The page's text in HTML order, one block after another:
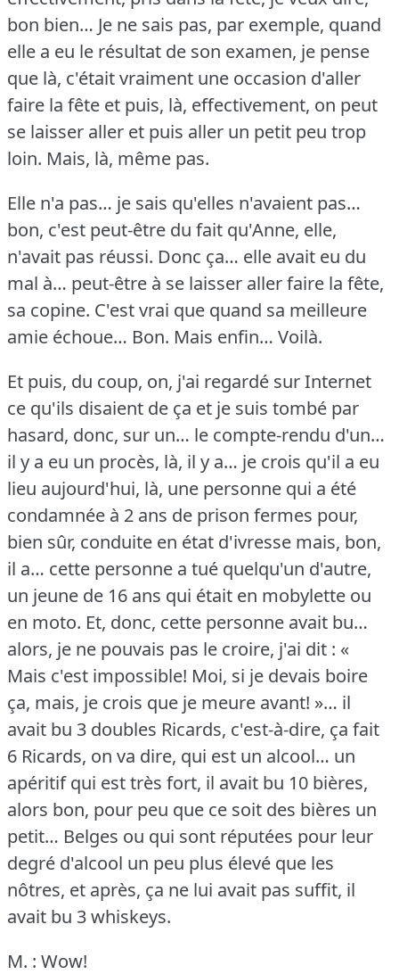
bon bien… Je ne sais pas, par exemple, quand
elle a eu le résultat de son examen, je pense
que là, c'était vraiment une occasion d'aller
faire la fête et puis, là, effectivement, on peut
se laisser aller et puis aller un petit peu trop
loin. Mais, là, même pas.
Elle n'a pas… je sais qu'elles n'avaient pas…
bon, c'est peut-être du fait qu'Anne, elle,
n'avait pas réussi. Donc ça… elle avait eu du
mal à… peut-être à se laisser aller faire la fête,
sa copine. C'est vrai que quand sa meilleure
amie échoue… Bon. Mais enfin… Voilà.
Et puis, du coup, on, j'ai regardé sur Internet
ce qu'ils disaient de ça et je suis tombé par
hasard, donc, sur un… le compte-rendu d'un…
il y a eu un procès, là, il y a… je crois qu'il a eu
lieu aujourd'hui, là, une personne qui a été
condamnée à 2 ans de prison fermes pour,
bien sûr, conduite en état d'ivresse mais, bon,
il a… cette personne a tué quelqu'un d'autre,
un jeune de 16 ans qui était en mobylette ou
en moto. Et, donc, cette personne avait bu…
alors, je ne pouvais pas le croire, j'ai dit : «
Mais c'est impossible! Moi, si je devais boire
ça, mais, je crois que je meure avant! »… il
avait bu 3 doubles Ricards, c'est-à-dire, ça fait
6 Ricards, on va dire, qui est un alcool… un
apéritif qui est très fort, il avait bu 10 bières,
alors bon, pour peu que ce soit des bières un
petit… Belges ou qui sont réputées pour leur
degré d'alcool un peu plus élevé que les
nôtres, et après, ça ne lui avait pas suffit, il
avait bu 3 whiskeys.
M. : Wow!